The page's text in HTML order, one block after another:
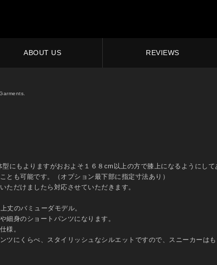
ABOUT US REVIEWS
にもよりますがおおよそ１６８cm以上の方で膝上になるようにして
とも可能です。（オプション最下部に指定寸法あり）
ただけましたら対応させていただきます。
丈のバミューダモデル。
細身のショートパンツになります。
様。
ツにくらべ、スタイリッシュなシルエットですので、スニーカーは